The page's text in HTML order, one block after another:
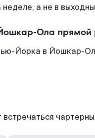
а не в
Ола прямой
Йорка в Йошкар-